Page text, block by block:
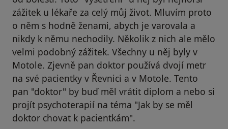
zážitek u lékaře za celý můj život. Mluvím proto
o něm s hodně ženami, abych je varovala a
nikdy k němu nechodily. Několik z nich ale mělo
velmi podobný zážitek. Všechny u něj byly v
Motole. Zjevně pan doktor používá dvojí metr
na své pacientky v Řevnici a v Motole. Tento
pan "doktor" by buď měl vrátit diplom a nebo si
projít psychoterapií na téma "Jak by se měl
doktor chovat k pacientkám".